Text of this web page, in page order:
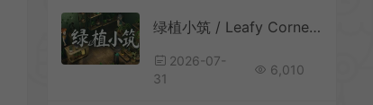
绿植小筑 / Leafy Corner 休闲舒缓模拟游戏
2026-07-
31
6,010